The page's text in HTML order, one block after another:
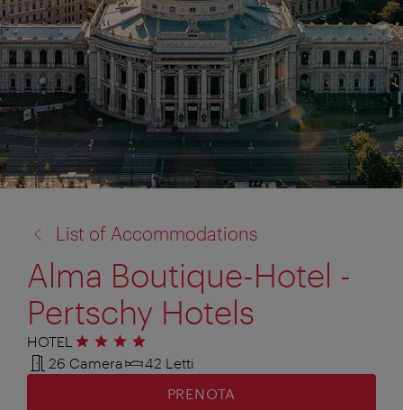
a:
List of Accommodations
Alma Boutique-Hotel -
Pertschy Hotels
HOTEL 4 stelle
26 Camera
42 Letti
PRENOTA